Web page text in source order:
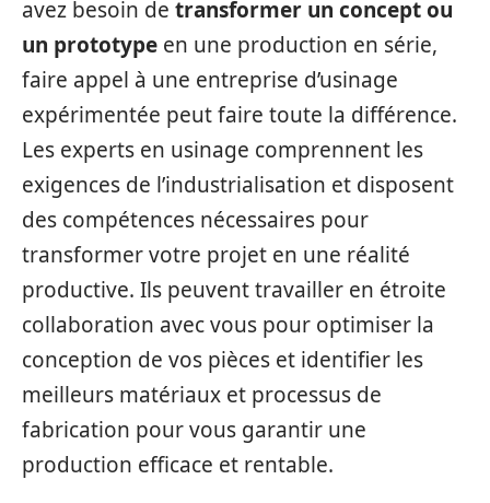
avez besoin de transformer un concept ou
un prototype en une production en série,
faire appel à une entreprise d’usinage
expérimentée peut faire toute la différence.
Les experts en usinage comprennent les
exigences de l’industrialisation et disposent
des compétences nécessaires pour
transformer votre projet en une réalité
productive. Ils peuvent travailler en étroite
collaboration avec vous pour optimiser la
conception de vos pièces et identifier les
meilleurs matériaux et processus de
fabrication pour vous garantir une
production efficace et rentable.